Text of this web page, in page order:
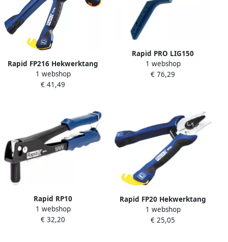
Rapid FP216 Hekwerktang
23467900
1 webshop
€ 41,49
Rapid PRO LIG150
Opbindtang 40107753
1 webshop
€ 76,29
Rapid RP10
Blindklinknageltang + 100
blindklinknagels 5000376
1 webshop
€ 32,20
Rapid FP20 Hekwerktang
23468000
1 webshop
€ 25,05